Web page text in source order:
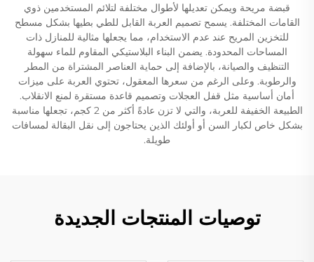
قبضة مريحة ويمكن تعديلها لأطوال مختلفة لتلائم المستخدمين ذوي
القامات المختلفة. يسمح تصميم العربة القابل للطي بطيها بشكل مسطح
للتخزين المريح عند عدم الاستخدام، مما يجعلها مثالية للمنازل ذات
المساحات المحدودة. يضمن البناء البلاستيكي المقاوم للماء سهولة
التنظيف والصيانة، بالإضافة إلى حماية العناصر المشتراة من المطر
والرطوبة. وعلى الرغم من سعرها المعقول، تحتوي العربة على ميزات
أمان أساسية مثل قفل العجلات وتصميم قاعدة مستقرة لمنع الانقلاب.
الطبيعة الخفيفة للعربة، والتي لا تزن عادةً أكثر من 2 كجم، تجعلها مناسبة
بشكل خاص لكبار السن أو أولئك الذين يحتاجون إلى نقل البقالة لمسافات
طويلة.
توصيات المنتجات الجديدة